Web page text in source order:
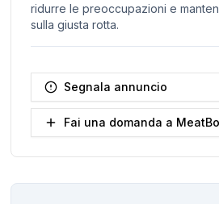
ridurre le preoccupazioni e
sulla giusta rotta.
Segnala annuncio
Fai una domanda a